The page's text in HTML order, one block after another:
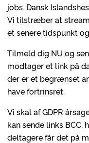
jobs. Dansk
Vi tilstræber at
et senere tidspunkt
Tilmeld dig NU og
modtager et link på
der er et begrænset
have fortrinsret.
Vi skal af GDPR
kan sende links BCC,
deltagere får det på